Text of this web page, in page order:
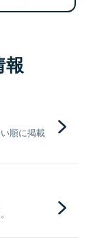
報
順に掲載